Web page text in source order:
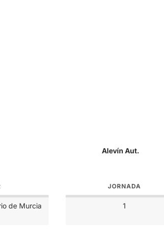
Alevín Aut.
de Murcia
JORNADA
1